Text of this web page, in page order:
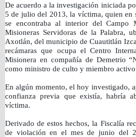
De acuerdo a la investigación iniciada
5 de julio del 2013, la víctima, quien en
se encontraba al interior del Campo
Misioneras Servidoras de la Palabra,
Axotlán, del municipio de Cuautitlán
recámaras que ocupa el Centro
Misionera en compañía de Demetrio
como ministro de culto y miembro
En algún momento, el hoy investigado,
confianza previa que existía, habría
víctima.
Derivado de estos hechos, la Fiscalía
de violación en el mes de junio del